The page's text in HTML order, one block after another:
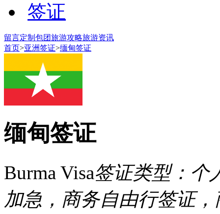
签证
留言定制包团旅游攻略旅游资讯
首页>亚洲签证>缅甸签证
缅甸签证
Burma Visa签证类型：个
加急，商务自由行签证